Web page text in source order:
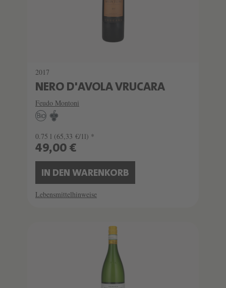
2017
NERO D'AVOLA VRUCARA
Feudo Montoni
0.75 l (65,33 €/1l) *
49,00 €
IN DEN WARENKORB
Lebensmittelhinweise